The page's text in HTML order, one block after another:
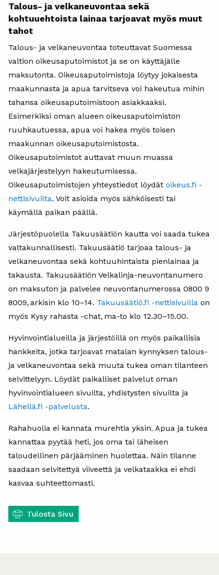
Talous- ja velkaneuvontaa sekä
kohtuuehtoista lainaa tarjoavat myös muut
tahot
Talous- ja velkaneuvontaa toteuttavat Suomessa
valtion oikeusaputoimistot ja se on käyttäjälle
maksutonta. Oikeusaputoimistoja löytyy jokaisesta
maakunnasta ja apua tarvitseva voi hakeutua mihin
tahansa oikeusaputoimistoon asiakkaaksi.
Esimerkiksi oman alueen oikeusaputoimiston
ruuhkautuessa, apua voi hakea myös toisen
maakunnan oikeusaputoimistosta.
Oikeusaputoimistot auttavat muun muassa
velkajärjestelyyn hakeutumisessa.
Oikeusaputoimistojen yhteystiedot löydät oikeus.fi -
nettisivuilta. Voit asioida myös sähköisesti tai
käymällä paikan päällä.
Järjestöpuolella Takuusäätiön kautta voi saada tukea
valtakunnallisesti. Takuusäätiö tarjoaa talous- ja
velkaneuvontaa sekä kohtuuhintaista pienlainaa ja
takausta. Takuusäätiön Velkalinja-neuvontanumero
on maksuton ja palvelee neuvontanumerossa 0800 9
8009, arkisin klo 10–14. Takuusäätiö.fi -nettisivuilla on
myös Kysy rahasta -chat, ma-to klo 12.30–15.00.
Hyvinvointialueilla ja järjestöillä on myös paikallisia
hankkeita, jotka tarjoavat matalan kynnyksen talous-
ja velkaneuvontaa sekä muuta tukea oman tilanteen
selvittelyyn. Löydät paikalliset palvelut oman
hyvinvointialueen sivuilta, yhdistysten sivuilta ja
Lähellä.fi -palvelusta.
Rahahuolia ei kannata murehtia yksin. Apua ja tukea
kannattaa pyytää heti, jos oma tai läheisen
taloudellinen pärjääminen huolettaa. Näin tilanne
saadaan selvitettyä viiveettä ja velkataakka ei ehdi
kasvaa suhteettomasti.
Tulosta Sivu